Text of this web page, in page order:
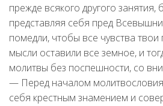
прежде всякого другого занятия,
представляя себя пред
помедли, чтобы все чувства
мысли оставили все земное, и
молитвы без поспешности, со
— Перед началом молитвословия
себя крестным знамением и